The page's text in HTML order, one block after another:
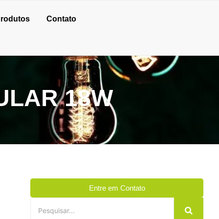
Contato
18W
Entre em Contato